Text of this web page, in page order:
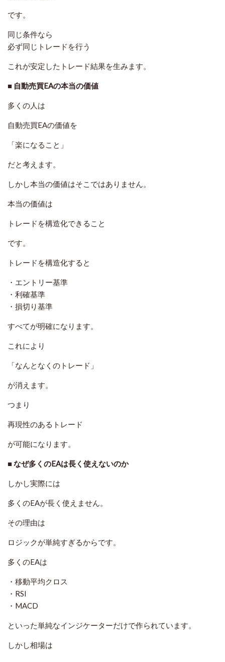
です。
同じ条件なら
必ず同じトレードを行う
これが安定したトレード結果を生みます。
■ 自動売買EAの本当の価値
多くの人は
自動売買EAの価値を
「楽になること」
だと考えます。
しかし本当の価値はそこではありません。
本当の価値は
トレードを構造化できること
です。
トレードを構造化すると
・エントリー基準
・利確基準
・損切り基準
すべてが明確になります。
これにより
「なんとなくのトレード」
が消えます。
つまり
再現性のあるトレード
が可能になります。
■ なぜ多くのEAは長く使えないのか
しかし実際には
多くのEAが長く使えません。
その理由は
ロジックが単純すぎるからです。
多くのEAは
・移動平均クロス
・RSI
・MACD
といった単純なインジケーターだけで作られています。
しかし相場は